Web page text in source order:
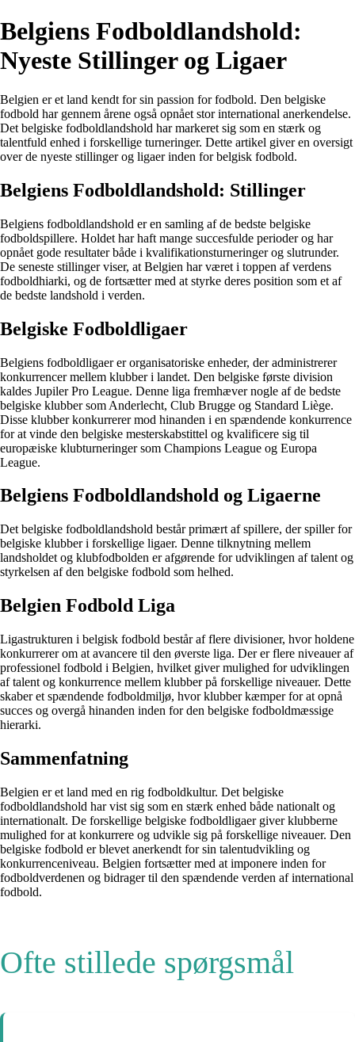
Belgiens Fodboldlandshold:
Nyeste Stillinger og Ligaer
Belgien er et land kendt for sin passion for fodbold. Den belgiske
fodbold har gennem årene også opnået stor international anerkendelse.
Det belgiske fodboldlandshold har markeret sig som en stærk og
talentfuld enhed i forskellige turneringer. Dette artikel giver en oversigt
over de nyeste stillinger og ligaer inden for belgisk fodbold.
Belgiens Fodboldlandshold: Stillinger
Belgiens fodboldlandshold er en samling af de bedste belgiske
fodboldspillere. Holdet har haft mange succesfulde perioder og har
opnået gode resultater både i kvalifikationsturneringer og slutrunder.
De seneste stillinger viser, at Belgien har været i toppen af verdens
fodboldhiarki, og de fortsætter med at styrke deres position som et af
de bedste landshold i verden.
Belgiske Fodboldligaer
Belgiens fodboldligaer er organisatoriske enheder, der administrerer
konkurrencer mellem klubber i landet. Den belgiske første division
kaldes Jupiler Pro League. Denne liga fremhæver nogle af de bedste
belgiske klubber som Anderlecht, Club Brugge og Standard Liège.
Disse klubber konkurrerer mod hinanden i en spændende konkurrence
for at vinde den belgiske mesterskabstittel og kvalificere sig til
europæiske klubturneringer som Champions League og Europa
League.
Belgiens Fodboldlandshold og Ligaerne
Det belgiske fodboldlandshold består primært af spillere, der spiller for
belgiske klubber i forskellige ligaer. Denne tilknytning mellem
landsholdet og klubfodbolden er afgørende for udviklingen af ​​talent og
styrkelsen af ​​den belgiske fodbold som helhed.
Belgien Fodbold Liga
Ligastrukturen i belgisk fodbold består af flere divisioner, hvor holdene
konkurrerer om at avancere til den øverste liga. Der er flere niveauer af
professionel fodbold i Belgien, hvilket giver mulighed for udviklingen
af ​​talent og konkurrence mellem klubber på forskellige niveauer. Dette
skaber et spændende fodboldmiljø, hvor klubber kæmper for at opnå
succes og overgå hinanden inden for den belgiske fodboldmæssige
hierarki.
Sammenfatning
Belgien er et land med en rig fodboldkultur. Det belgiske
fodboldlandshold har vist sig som en stærk enhed både nationalt og
internationalt. De forskellige belgiske fodboldligaer giver klubberne
mulighed for at konkurrere og udvikle sig på forskellige niveauer. Den
belgiske fodbold er blevet anerkendt for sin talentudvikling og
konkurrenceniveau. Belgien fortsætter med at imponere inden for
fodboldverdenen og bidrager til den spændende verden af ​​international
fodbold.
Ofte stillede spørgsmål